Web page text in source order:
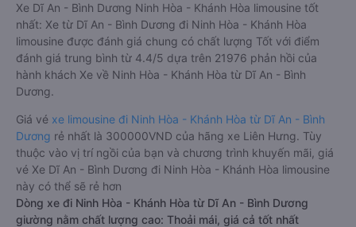
Xe Dĩ An - Bình Dương Ninh Hòa - Khánh Hòa limousine tốt
nhất: Xe từ Dĩ An - Bình Dương đi Ninh Hòa - Khánh Hòa
limousine được đánh giá chung có chất lượng Tốt với điểm
đánh giá trung bình từ 4.4/5 dựa trên 21976 phản hồi của
hành khách Xe về Ninh Hòa - Khánh Hòa từ Dĩ An - Bình
Dương.
Giá vé xe limousine đi Ninh Hòa - Khánh Hòa từ Dĩ An - Bình
Dương rẻ nhất là 300000VND của hãng xe Liên Hưng. Tùy
thuộc vào vị trí ngồi của bạn và chương trình khuyến mãi, giá
vé Xe Dĩ An - Bình Dương đi Ninh Hòa - Khánh Hòa limousine
này có thể sẽ rẻ hơn
Dòng xe đi Ninh Hòa - Khánh Hòa từ Dĩ An - Bình Dương
giường nằm chất lượng cao: Thoải mái, giá cả tốt nhất